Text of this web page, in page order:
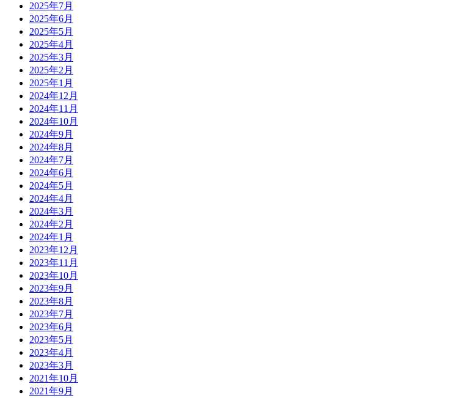
2025年7月
2025年6月
2025年5月
2025年4月
2025年3月
2025年2月
2025年1月
2024年12月
2024年11月
2024年10月
2024年9月
2024年8月
2024年7月
2024年6月
2024年5月
2024年4月
2024年3月
2024年2月
2024年1月
2023年12月
2023年11月
2023年10月
2023年9月
2023年8月
2023年7月
2023年6月
2023年5月
2023年4月
2023年3月
2021年10月
2021年9月